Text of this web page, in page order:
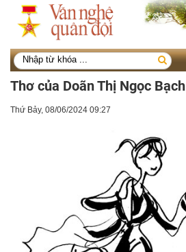
Thơ của Doãn Thị Ngọc Bạch
Thứ Bảy, 08/06/2024 09:27